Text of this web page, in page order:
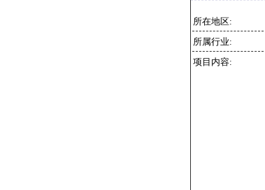
所在地区:
所属行业:
项目内容: